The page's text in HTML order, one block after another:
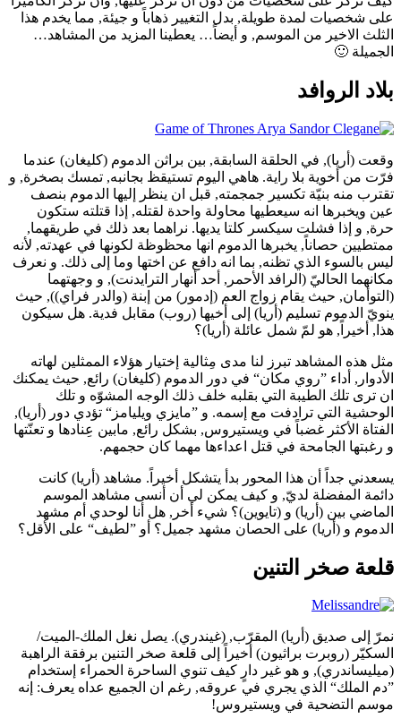
على شخصيات لمدة طويلة, بدل التغيير ذهاباً و جيئة, مما يخدم هذا
الثلث الاخير من الموسم, و أيضاً… يعطينا المزيد من المشاهد…
الجميلة 🙂
بلاد الروافد
وقعت (أريا), في الحلقة السابقة, بين براثن الدموم (كليغان) عندما
فرّت من أخوية بلا راية. هاهي اليوم تستيقظ بجانبه, تمسك بصخرة, و
تقترب منه بنيّة تكسير جمجمته, قبل ان ينظر إليها الدموم بنصف
عين ويخبرها انه سيعطيها محاولة واحدة لقتله, إذا قتلته ستكون
حرة, و إذا فشلت سيكسر كلتا يديها. نراهما بعد ذلك في طريقهما,
ممتطيين حصاناً, يخبرها الدموم انها محظوظة لكونها في عهدته, لأنه
ليس بالسوء الذي تظنه, بما انه دافع عن اختها وما إلى ذلك. و نعرف
مكانهما الحاليّ (الرافد الأحمر, أحد أنهار الترايدنت), و وجهتهما
(التوأمان, حيث يقام زواج العم (إدمور) من إبنة (والدر فراي)), حيث
ينويّ الدموم تسليم (أريا) إلى أخيها (روب) مقابل فدية. هل سيكون
هذا, أخيراً, هو لمّ شمل عائلة (أريا)؟
مثل هذه المشاهد تبرز لنا مدى مِثالية إختيار هؤلاء الممثلين لهاته
الأدوار, أداء ”روي مكان“ في دور الدموم (كليغان) رائع, حيث يمكنك
ان ترى تلك الطيبة التي بقلبه خلف ذلك الوجه المشوّه و تلك
الوحشية التي ترادفت مع إسمه. و ”مايزي ويليامز“ تؤدي دور (أريا),
الفتاة الأكثر غضباً في ويستيروس, بشكل رائع, مابين عِنادها و تعنّتها
و رغبتها الجامحة في قتل اعداءها مهما كان حجمهم.
يسعدني جداً أن هذا المحور بدأ يتشكل أخيراً. مشاهد (أريا) كانت
دائمة المفضلة لديّ, و كيف يمكن لي أن أنسى مشاهد الموسم
الماضي بين (أريا) و (تايوين)؟ شيء أخر, هل أنا لوحدي أم مشهد
الدموم و (أريا) على الحصان مشهد جميل؟ أو ”لطيف“ على الأقل؟
قلعة صخر التنين
نمرّ إلى صديق (أريا) المقرّب, (غيندري). يصل نغل الملك-الميت/
السكيّر (روبرت براثيون) أخيراً إلى قلعة صخر التنين برفقة الراهبة
(ميليساندري), و هو غير دارٍ كيف تنوي الساحرة الحمراء إستخدام
”دم الملك“ الذي يجري في عروقه, رغم ان الجميع عداه يعرف: إنه
موسم التضحية في ويستيروس!